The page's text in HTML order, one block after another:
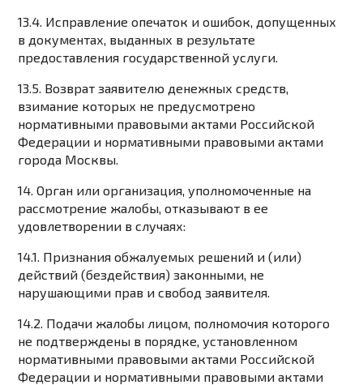
13.4. Исправление опечаток и ошибок, допущенных
в документах, выданных в результате
предоставления государственной услуги.
13.5. Возврат заявителю денежных средств,
взимание которых не предусмотрено
нормативными правовыми актами Российской
Федерации и нормативными правовыми актами
города Москвы.
14. Орган или организация, уполномоченные на
рассмотрение жалобы, отказывают в ее
удовлетворении в случаях:
14.1. Признания обжалуемых решений и (или)
действий (бездействия) законными, не
нарушающими прав и свобод заявителя.
14.2. Подачи жалобы лицом, полномочия которого
не подтверждены в порядке, установленном
нормативными правовыми актами Российской
Федерации и нормативными правовыми актами